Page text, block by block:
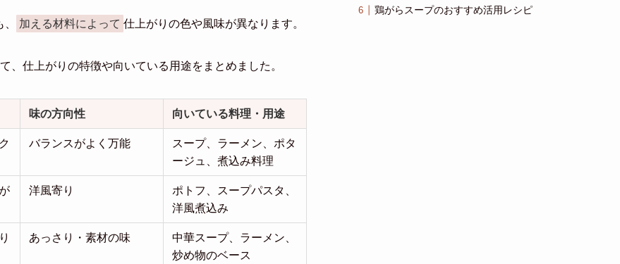
加える材料によって 仕上がりの色や風味が異なります。
、仕上がりの特徴や向いている用途をまとめました。
味の方向性 向いている料理・用途
バランスがよく万能
スープ、ラーメン、ポタ
ージュ、煮込み料理
洋風寄り
ポトフ、スープパスタ、
洋風煮込み
あっさり・素材の味
中華スープ、ラーメン、
炒め物のベース
鶏がらスープのおすすめ活用レシピ